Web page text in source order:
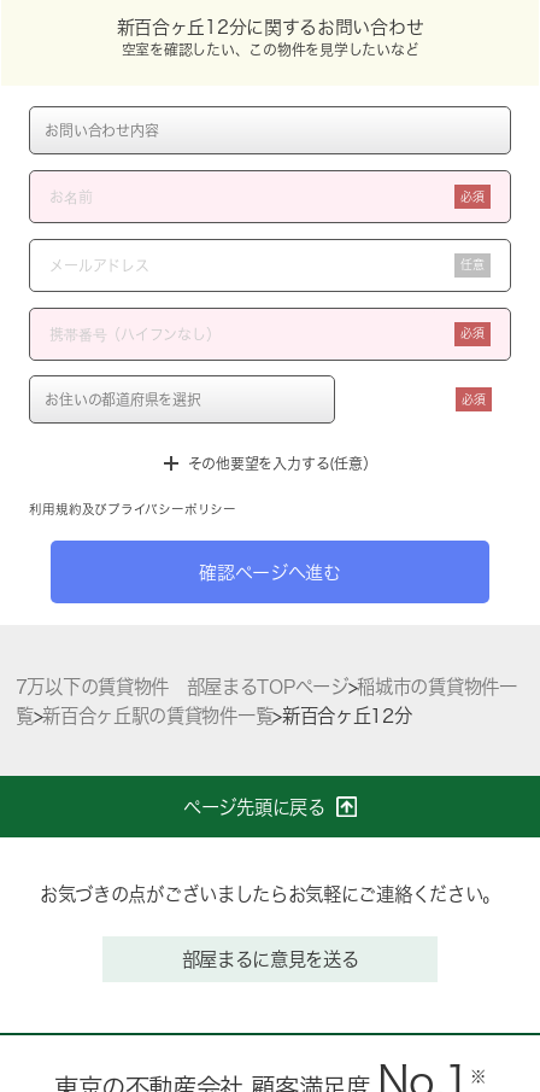
新百合ヶ丘12分に関するお問い合わせ
空室を確認したい、この物件を見学したいなど
必須
任意
必須
必須
その他要望を入力する(任意）
利用規約 及び プライバシーポリシー
確認ページへ進む
7万以下の賃貸物件 部屋まるTOPページ>稲城市の賃貸物件一
覧>新百合ヶ丘駅の賃貸物件一覧>新百合ヶ丘12分
ページ先頭に戻る
お気づきの点がございましたらお気軽にご連絡ください。
部屋まるに意見を送る
No.1 ※